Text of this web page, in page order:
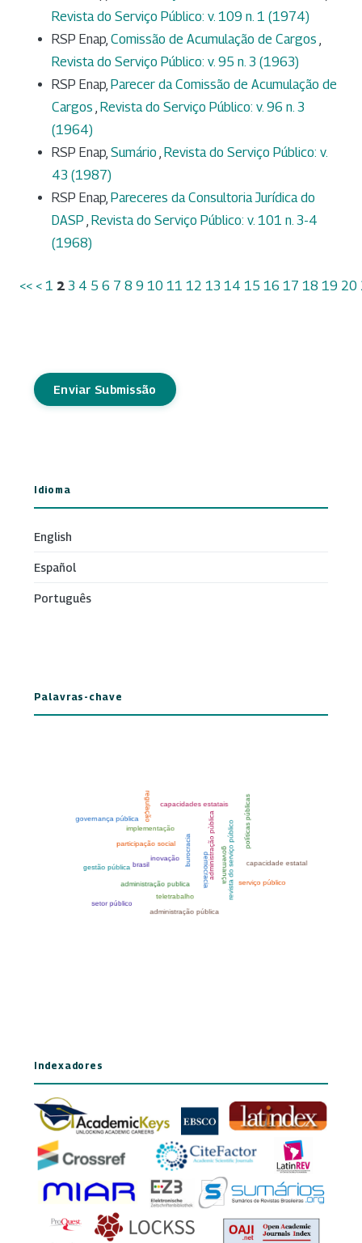
Revista do Serviço Público: v. 109 n. 1 (1974)
RSP Enap, Comissão de Acumulação de Cargos ,
Revista do Serviço Público: v. 95 n. 3 (1963)
RSP Enap, Parecer da Comissão de Acumulação de
Cargos , Revista do Serviço Público: v. 96 n. 3
(1964)
RSP Enap, Sumário , Revista do Serviço Público: v.
43 (1987)
RSP Enap, Pareceres da Consultoria Jurídica do
DASP , Revista do Serviço Público: v. 101 n. 3-4
(1968)
<< < 1 2 3 4 5 6 7 8 9 10 11 12 13 14 15 16 17 18 19 20
Enviar Submissão
Idioma
English
Español
Português
Palavras-chave
Indexadores